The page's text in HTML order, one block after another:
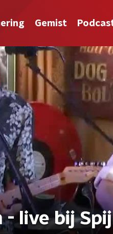
Gemist
live bij